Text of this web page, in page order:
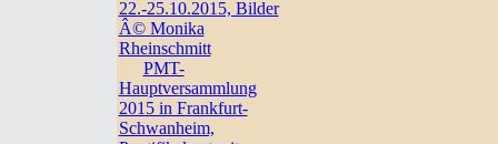
22.-25.10.2015, Bilder
Â© Monika
Rheinschmitt
PMT-
Hauptversammlung
2015 in Frankfurt-
Schwanheim,